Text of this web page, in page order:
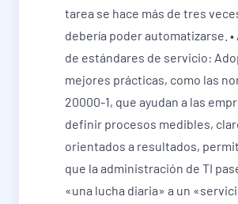
tarea se hace más de tres
debería poder automatizarse. •
de estándares de servicio:
mejores prácticas, como las
20000-1, que ayudan a las
definir procesos medibles,
orientados a resultados,
que la administración de TI
«una lucha diaria» a un